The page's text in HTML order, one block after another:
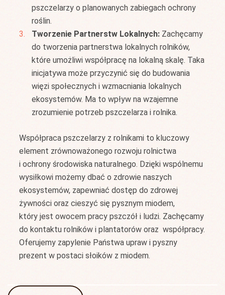
pszczelarzy o planowanych zabiegach ochrony
roślin.
Tworzenie Partnerstw Lokalnych:Zachęcamy
do tworzenia partnerstwa lokalnych rolników,
które umożliwi współpracę na lokalną skalę. Taka
inicjatywa może przyczynić się do budowania
więzi społecznych i wzmacniania lokalnych
ekosystemów. Ma to wpływ na wzajemne
zrozumienie potrzeb pszczelarza i rolnika.
Współpraca pszczelarzy z rolnikami to kluczowy
element zrównoważonego rozwoju rolnictwa
i ochrony środowiska naturalnego. Dzięki wspólnemu
wysiłkowi możemy dbać o zdrowie naszych
ekosystemów, zapewniać dostęp do zdrowej
żywności oraz cieszyć się pysznym miodem,
który jest owocem pracy pszczół i ludzi. Zachęcamy
do kontaktu rolników i plantatorów oraz współpracy.
Oferujemy zapylenie Państwa upraw i pyszny
prezent w postaci słoików z miodem.